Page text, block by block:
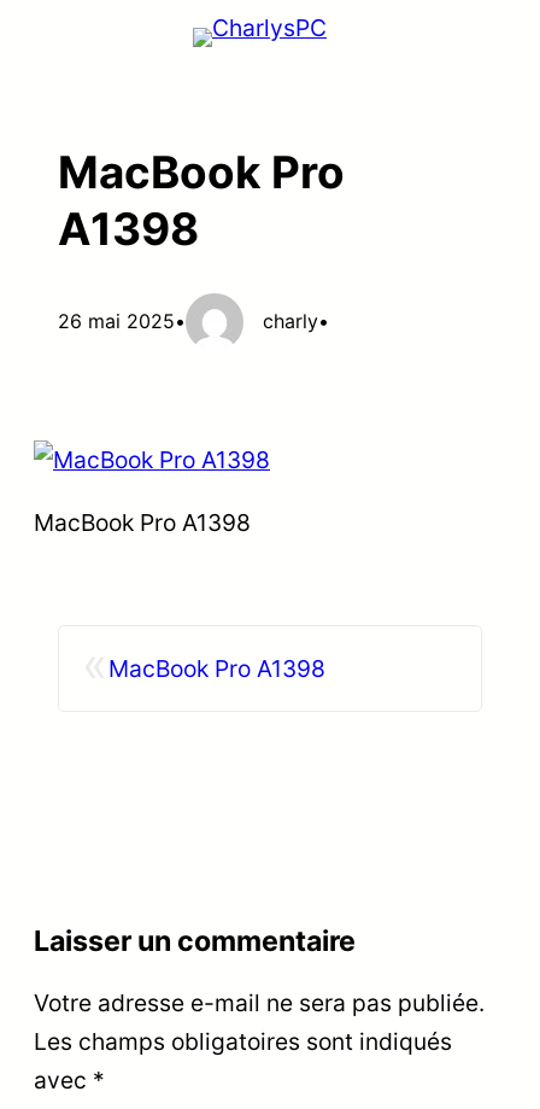
MacBook Pro
A1398
26 mai 2025• charly•
MacBook Pro A1398
MacBook Pro A1398
Laisser un commentaire
Votre adresse e-mail ne sera pas publiée.
Les champs obligatoires sont indiqués
avec *